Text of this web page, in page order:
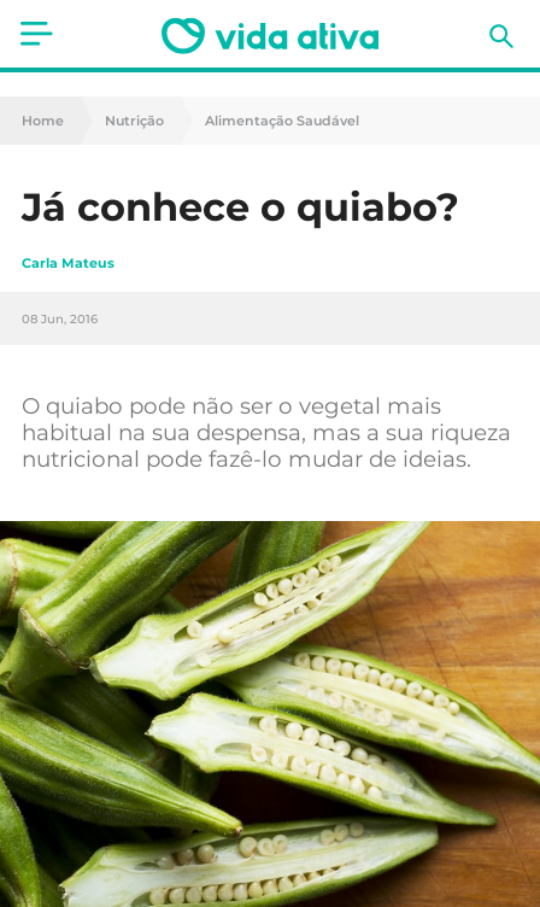
Saúde
Nutrição
Receitas
Mães e Bebés
Animais de Estimação
Home Nutrição Alimentação Saudável
Já conhece o quiabo?
Carla Mateus
08 Jun, 2016
O quiabo pode não ser o vegetal mais
habitual na sua despensa, mas a sua riqueza
nutricional pode fazê-lo mudar de ideias.